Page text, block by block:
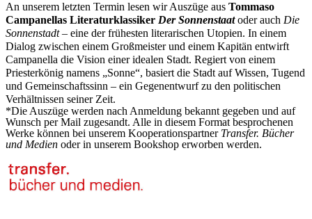
An unserem letzten Termin lesen wir Auszüge aus Tommaso
Campanellas Literaturklassiker Der Sonnenstaatoder auch Die
Sonnenstadt– eine der frühesten literarischen Utopien. In einem
Dialog zwischen einem Großmeister und einem Kapitän entwirft
Campanella die Vision einer idealen Stadt. Regiert von einem
Priesterkönig namens „Sonne“, basiert die Stadt auf Wissen, Tugend
und Gemeinschaftssinn – ein Gegenentwurf zu den politischen
Verhältnissen seiner Zeit.
*Die Auszüge werden nach Anmeldung bekannt gegeben und auf
Wunsch per Mail zugesandt. Alle in diesem Format besprochenen
Werke können bei unserem Kooperationspartner Transfer. Bücher
und Medien oder in unserem Bookshop erworben werden.